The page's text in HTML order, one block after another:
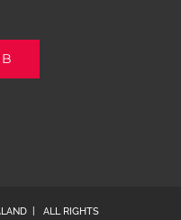
| ALL RIGHTS